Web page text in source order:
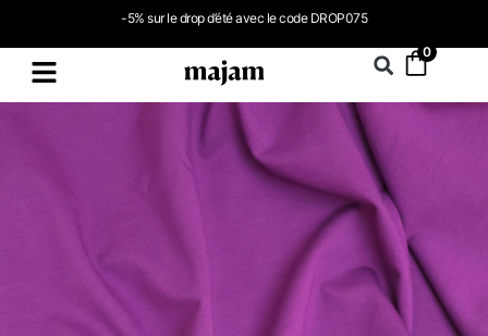
-5% sur le drop d’été avec le code DROP075
0